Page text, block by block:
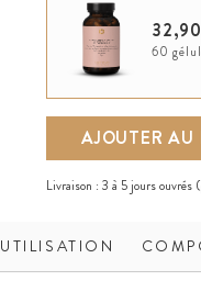
60
AJOUTER AU
Livraison : 3 à 5 jours ouvrés
UTILISATION